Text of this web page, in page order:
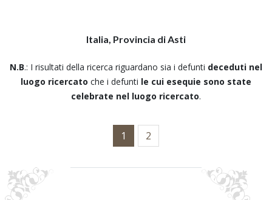
Italia, Provincia di Asti
N.B.: I risultati della ricerca riguardano sia i defunti deceduti nel
luogo ricercato che i defunti le cui esequie sono state
celebrate nel luogo ricercato.
1 2